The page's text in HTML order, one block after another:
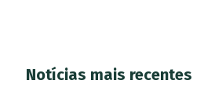
Notícias mais recentes